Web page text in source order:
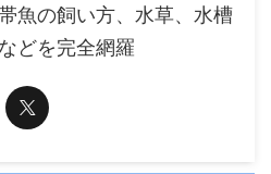
魚の飼い方、水草、水槽
どを完全網羅